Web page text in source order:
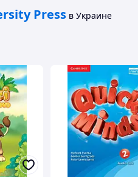
Press в Украине